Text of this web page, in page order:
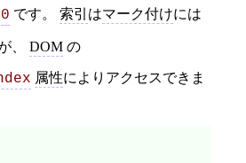
0 です。 索引 はマーク付けには
、 DOM の
属性によりアクセスできま